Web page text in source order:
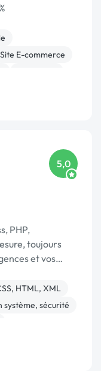
Site E-commerce
5,0
PHP,
toujours
et vos
HTML, XML
système, sécurité